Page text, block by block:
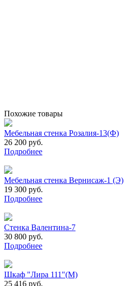
Похожие товары
Мебельная стенка Розалия-13(Ф)
26 200 руб.
Подробнее
Мебельная стенка Вернисаж-1 (Э)
19 300 руб.
Подробнее
Cтенка Валентина-7
30 800 руб.
Подробнее
Шкаф "Лира 111"(М)
25 416 руб.